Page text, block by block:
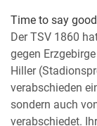
Time to say
Der TSV 1860
gegen
Hiller
verabschieden
sondern auch
verabschiedet.